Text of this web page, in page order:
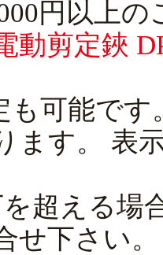
円以上の
動剪定鋏
可能です
ます。 表
超える場
せ下さい。